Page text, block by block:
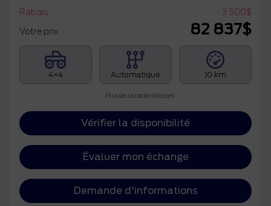
Rabais
3 500$
Votre prix
82 837$
4×4 Automatique 10 km
Plus de caractéristiques
Vérifier la disponibilité
Évaluer mon échange
Demande d'informations